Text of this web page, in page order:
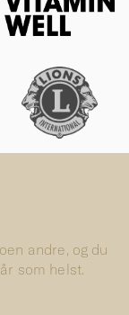
andre, og du
som helst.